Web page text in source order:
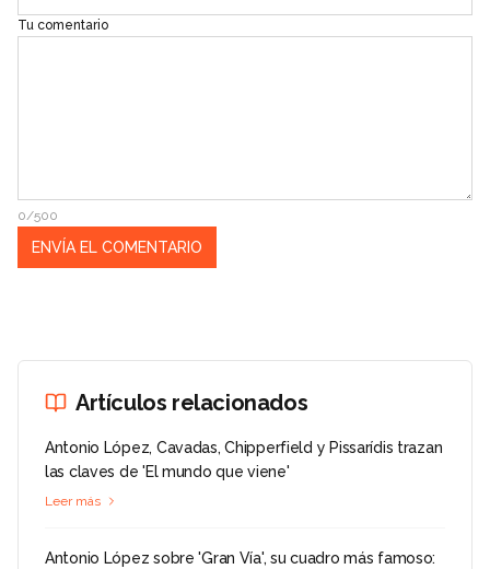
Tu comentario
0/500
Artículos relacionados
Antonio López, Cavadas, Chipperfield y Pissarídis trazan
las claves de 'El mundo que viene'
Leer más
Antonio López sobre 'Gran Vía', su cuadro más famoso: